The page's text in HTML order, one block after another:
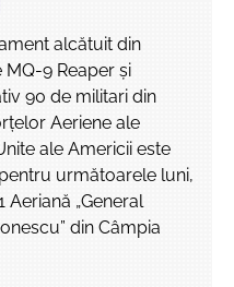
alcătuit din
MQ-9 Reaper și
90 de militari din
Aeriene ale
ale Americii este
următoarele luni,
Aeriană „General
din Câmpia